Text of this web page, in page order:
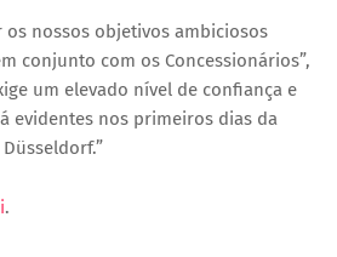
os nossos objetivos ambiciosos
conjunto com os Concessionários”,
um elevado nível de confiança e
evidentes nos primeiros dias da
Düsseldorf.”
.